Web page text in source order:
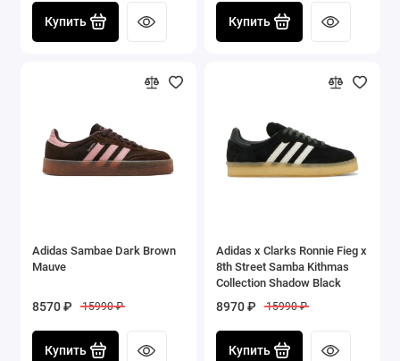
Купить Купить
Adidas Sambae Dark Brown
Mauve
8570 ₽ 15990 ₽
Купить
Adidas x Clarks Ronnie Fieg x
8th Street Samba Kithmas
Collection Shadow Black
8970 ₽ 15990 ₽
Купить